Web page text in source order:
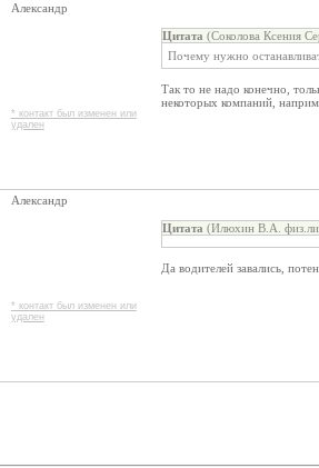
Александр
* контакт был изменен или
удален
Цитата (Соколова Ксения
Почему нужно
Так то не надо конечно,
некоторых компаний,
Александр
* контакт был изменен или
удален
Цитата (Илюхин В.А.
Да водителей завались,